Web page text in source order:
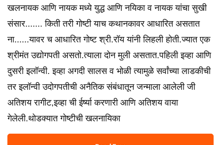
खलनायक आणि नायक मध्ये युद्ध आणि नयिका व नायक यांचा सुखी
संसार....... किती तरी गोष्टी याच कथानकावर आधारित असतात
ना......यावर च आधारित गोष्ट श्री.रॉय यांनी लिहली होती.ज्यात एक
श्रीमंत उद्योगपती असतो.त्याला दोन मुली असतात.पहिली इव्हा आणि
दुसरी इलॉन्वी. इव्हा अगदी सालस व भोळी त्यामुळे सर्वांच्या लाडकीची
तर इलॉन्वी उदोगपतीची अनैतिक संबंधातून जन्माला आलेली जी
अतिशय रागीट,इव्हा ची ईर्ष्या करणारी आणि अतिशय वाया
गेलेली.थोडक्यात गोष्टीची खलनायिका